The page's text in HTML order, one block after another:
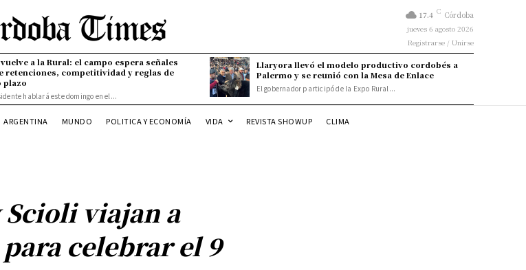
17.4 C Córdoba
jueves 6 agosto 2026
Registrarse / Unirse
a la Rural: el campo espera señales
retenciones, competitividad y reglas de
plazo
hablará este domingo en el...
Llaryora llevó el modelo productivo cordobés a
Palermo y se reunió con la Mesa de Enlace
El gobernador participó de la Expo Rural...
ARGENTINA MUNDO POLITICA Y ECONOMÍA VIDA REVISTA SHOWUP CLIMA
viajan a
celebrar el 9